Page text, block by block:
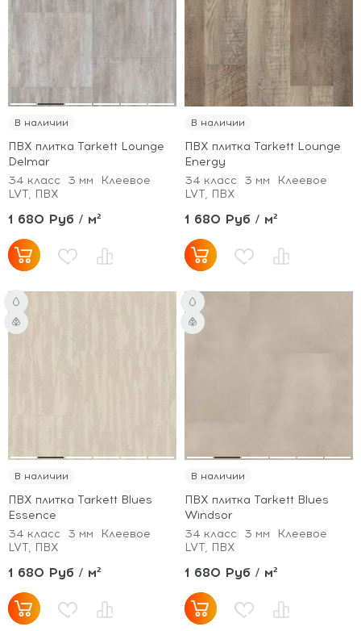
В наличии
ПВХ плитка Tarkett Lounge
Delmar
34 класс
3 мм
Клеевое
LVT, ПВХ
1 680 Руб / м²
В наличии
ПВХ плитка Tarkett Lounge
Energy
34 класс
3 мм
Клеевое
LVT, ПВХ
1 680 Руб / м²
В наличии
ПВХ плитка Tarkett Blues
Essence
34 класс
3 мм
Клеевое
LVT, ПВХ
1 680 Руб / м²
В наличии
ПВХ плитка Tarkett Blues
Windsor
34 класс
3 мм
Клеевое
LVT, ПВХ
1 680 Руб / м²